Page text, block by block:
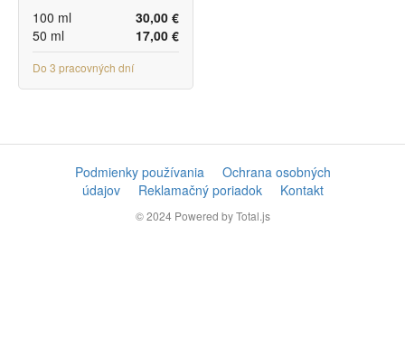
30,00 €
100 ml
17,00 €
50 ml
Do 3 pracovných dní
Podmienky používania
Ochrana osobných
údajov
Reklamačný poriadok Kontakt
© 2024 Powered by Total.js